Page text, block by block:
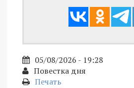
05/08/2026 - 19:28
Повестка дня
Печать